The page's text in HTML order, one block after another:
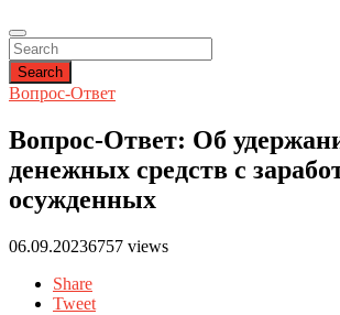
Search
Вопрос-Ответ
Вопрос-Ответ: Об
денежных средств с
осужденных
06.09.20236757 views
Share
Tweet